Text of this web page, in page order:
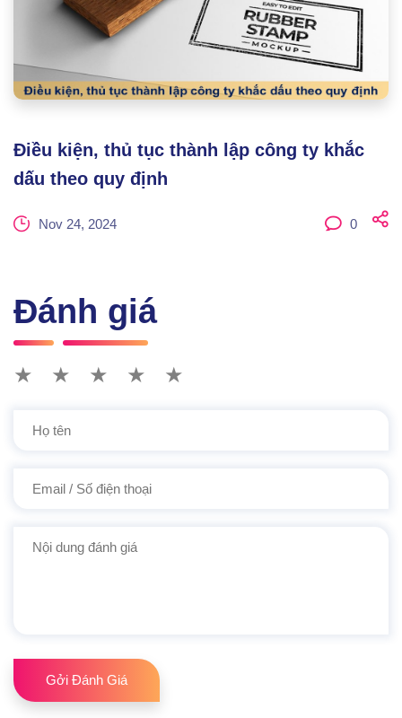
Điều kiện, thủ tục thành lập công ty khắc
dấu theo quy định
Nov 24, 2024 0
Đánh giá
★ ★ ★ ★ ★
Gởi Đánh Giá